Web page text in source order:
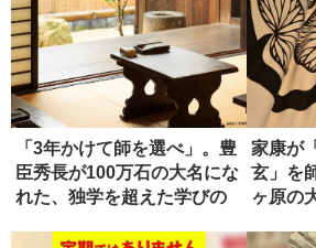
「3年かけて師を選べ」。豊
臣秀長が100万石の大名にな
れた、独学を超えた学びの
家康が
玄」を
ヶ原の